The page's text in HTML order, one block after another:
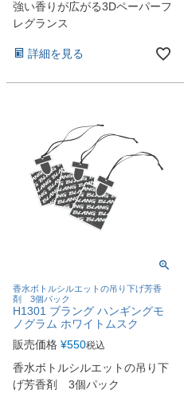
強い香りが広がる3Dペーパーフ
レグランス
詳細を見る
香水ボトルシルエットの吊り下げ芳香
剤 3個パック
H1301 ブラング ハンギングモ
ノグラム ホワイトムスク
販売価格 ¥550税込
香水ボトルシルエットの吊り下
げ芳香剤 3個パック